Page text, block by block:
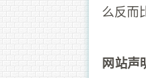
么反而
网站声